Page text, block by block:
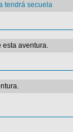
tendrá secuela
esta aventura.